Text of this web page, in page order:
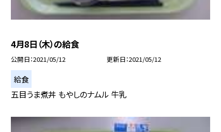
4月8日（木）の給食
公開日 2021/05/12 更新日 2021/05/12
給食
五目うま煮丼 もやしのナムル 牛乳